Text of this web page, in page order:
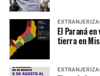
El Paraná
tierra en